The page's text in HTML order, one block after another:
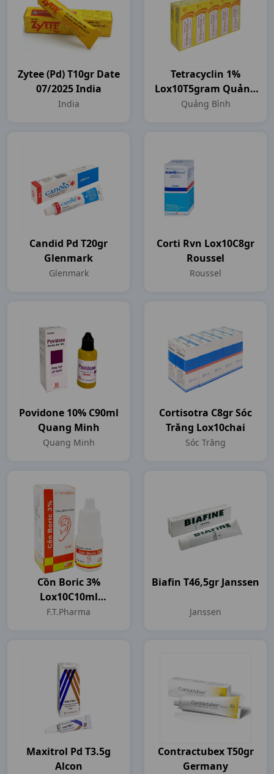
Zytee (pd) T10gr Date
07/2025 India
India
Tetracyclin 1%
Lox10T5gram Quảng
Bình
Quảng Bình
Candid Pd T20gr
Glenmark
Glenmark
Corti Rvn Lox10C8gr
Roussel
Roussel
Povidone 10% C90ml
Quang Minh
Quang Minh
Cortisotra C8gr Sóc
Trăng Lox10chai
Sóc Trăng
Cồn Boric 3%
Lox10C10ml
F.T.Pharma
F.T.Pharma
Biafin T46,5gr Janssen
Janssen
Maxitrol Pd T3.5g
Alcon
Contractubex T50gr
Germany